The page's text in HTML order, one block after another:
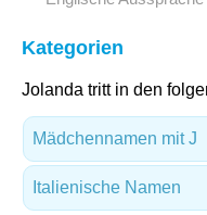
Kategorien
Jolanda tritt in den
Mädchennamen mit J
Italienische Namen